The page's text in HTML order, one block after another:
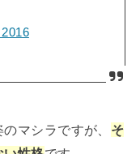
マシラですが、 そ